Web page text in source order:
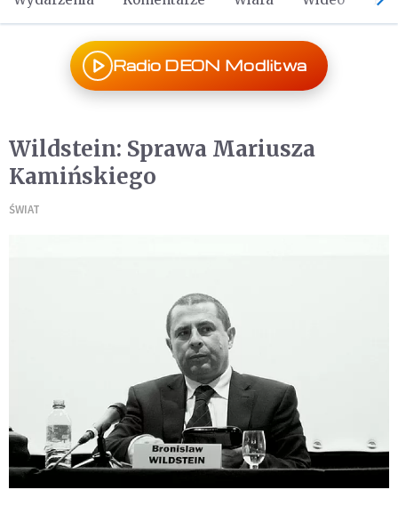
Radio DEON Modlitwa
Wildstein: Sprawa Mariusza
Kamińskiego
ŚWIAT